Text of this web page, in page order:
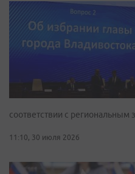
соответствии с региональным
11:10, 30 июля 2026